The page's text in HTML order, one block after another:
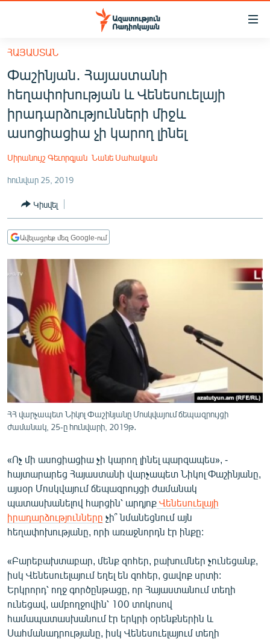
Մատչելիության
հիմնական
բովանդակությանը
Անցնել
հիմնական
մենյուին
Որոնում
ՀԱՅԱՍՏԱՆ
ՔԱՂԱՔԱԿԱՆ
ԸՆՏՐՈՒԹՅՈՒՆՆԵՐ 2026
ՊԱՏԵՐԱԶՄԻ 6 ՇԱԲԱԹՆԵՐԸ
ՏԱՐԱԾԱՇՐՋԱՆ
ՄԻՋԱԶԳԱՅԻՆ
ՄՇԱԿՈՒՅԹ
ՍՊՈՐՏ
ՄԵԿՆԱԲԱՆՈՒԹՅՈՒՆ
ՏՏ ԵՒ ԻՆՏԵՐՆԵՏ
ԿՈՐՈՆԱՎԻՐՈՒՍ
ԱՐԽԻՎ
ՏԵՍԱՆՅՈՒԹԵՐ
ԲԱՆԱՎԵՃ
ՁԳՏԵԼՈՎ ԼԱՎԱԳՈՒՅՆԻՆ
ՓՈԴՔԱՍԹ
Հայերեն
Русский
ՀԵՏԵՎԵՔ ՄԵԶ
ՀԱՅԱՍՏԱՆ
Փաշինյան․ Հայաստանի
հեղափոխության և Վենեսուելայի
իրադարձությունների միջև
ասոցիացիա չի կարող լինել
Սիրանույշ Գեւորգյան Նանե Սահակյան
հունվար 25, 2019
Կիսվել
Ավելացրեք մեզ Google-ում
ՀՀ վարչապետ Նիկոլ Փաշինյանը Մոսկվայում ճեպազրույցի
ժամանակ, 25-ը հունվարի, 2019թ․
«Ոչ մի ասոցիացիա չի կարող լինել պարզապես», -
հայտարարեց Հայաստանի վարչապետ Նիկոլ Փաշինյանը,
այսօր Մոսկվայում ճեպազրույցի ժամանակ
պատասխանելով հարցին՝ արդյոք Վենեսուելայի
իրադարձությունները չի՞ նմանեցնում այն
հեղափոխությանը, որի առաջնորդն էր ինքը:
«Բարեբախտաբար, մենք զոհեր, բախումներ չունեցանք,
իսկ Վենեսուելայում եղել են զոհեր, ցավոք սրտի:
Երկրորդ՝ ողջ գործընթացը, որ Հայաստանում տեղի
ունեցավ, ամբողջովին՝ 100 տոկոսով
համապատասխանում էր երկրի օրենքներին և
Սահմանադրությանը, իսկ Վենեսուելայում տեղի